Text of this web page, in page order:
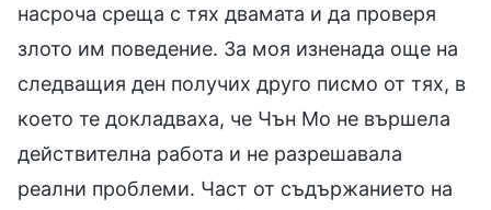
насроча среща с тях двамата и да проверя
злото им поведение. За моя изненада още на
следващия ден получих друго писмо от тях, в
което те докладваха, че Чън Мо не вършела
действителна работа и не разрешавала
реални проблеми. Част от съдържанието на